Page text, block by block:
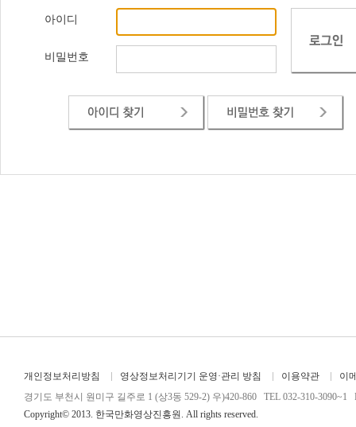
아이디
비밀번호
개인정보처리방침 영상정보처리기기 운영·관리 방침 이용약관
이
경기도 부천시 원미구 길주로 1 (상3동 529-2) 우)420-860 TEL 032-310-3090~1
Copyright© 2013. 한국만화영상진흥원. All rights reserved.